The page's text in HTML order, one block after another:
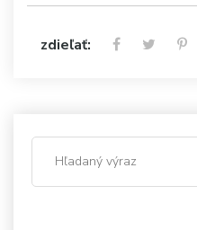
zdieľať: